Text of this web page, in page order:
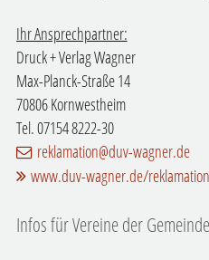
Ihr Ansprechpartner:
Druck + Verlag Wagner
Max-Planck-Straße 14
70806 Kornwestheim
Tel. 07154 8222-30
reklamation@duv-wagner.de
www.duv-wagner.de/reklamation
Infos für Vereine der